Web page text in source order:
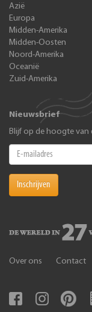
Azië
Europa
Midden-Amerika
Midden-Oosten
Noord-Amerika
Oceanië
Zuid-Amerika
Nieuwsbrief
Blijf op de hoogte van
Inschrijven
Over ons Contact